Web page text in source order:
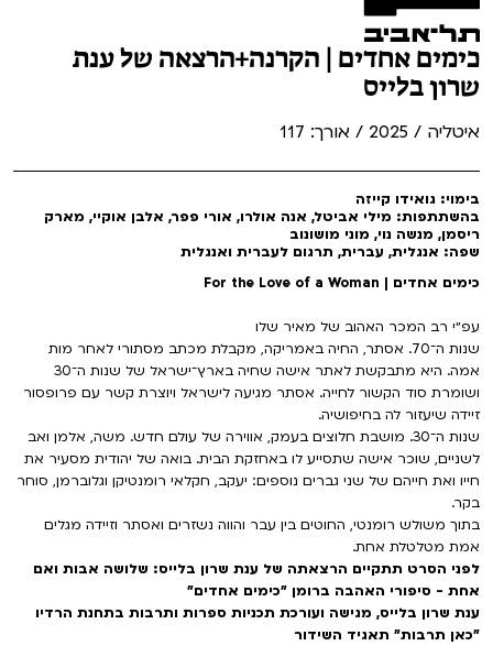
כימים אחדים | הקרנה+הרצאה של ענת
שרון בלייס
איטליה / 2025 / אורך: 117
בימוי: גואידו קייזה
בהשתתפות: מילי אביטל, אנה אולרו, אורי פפר, אלבן אוקיי, מארק
ריסמן, מנשה נוי, מוני מושונוב
שפה: אנגלית, עברית, תרגום לעברית ואנגלית
כימים אחדים | For the Love of a Woman
עפ״י רב המכר האהוב של מאיר שלו
שנות ה־70. אסתר, החיה באמריקה, מקבלת מכתב מסתורי לאחר מות
אמה. היא מתבקשת לאתר אישה שחיה בארץ־ישראל של שנות ה־30
ושומרת סוד הקשור לחייה. אסתר מגיעה לישראל ויוצרת קשר עם פרופסור
זיידה שיעזור לה בחיפושיה.
שנות ה־30. מושבת חלוצים בעמק, אווירה של עולם חדש. משה, אלמן ואב
לשניים, שוכר אישה שתסייע לו באחזקת הבית. בואה של יהודית מסעיר את
חייו ואת חייהם של שני גברים נוספים: יעקב, חקלאי רומנטיקן וגלוברמן, סוחר
בקר.
בתוך משולש רומנטי, החוטים בין עבר והווה נשזרים ואסתר וזיידה מגלים
אמת מטלטלת אחת.
לפני הסרט תתקיים הרצאתה של ענת שרון בלייס: שלושה אבות ואם
אחת - סיפורי האהבה ברומן "כימים אחדים"
ענת שרון בלייס, מגישה ועורכת תכניות ספרות ותרבות בתחנת הרדיו
"כאן תרבות" תאגיד השידור